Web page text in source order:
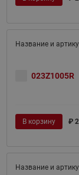
023Z1005R
В корзину ₽